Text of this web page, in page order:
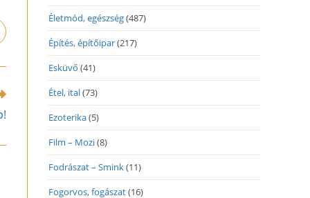
Életmód, egészség(487)
Építés, építőipar(217)
Esküvő (41)
Étel, ital(73)
Ezoterika(5)
Film – Mozi(8)
Fodrászat – Smink(11)
Fogorvos, fogászat(16)